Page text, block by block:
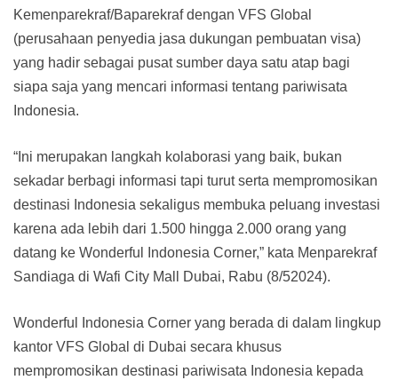
Kemenparekraf/Baparekraf dengan VFS Global
(perusahaan penyedia jasa dukungan pembuatan visa)
yang hadir sebagai pusat sumber daya satu atap bagi
siapa saja yang mencari informasi tentang pariwisata
Indonesia.
“Ini merupakan langkah kolaborasi yang baik, bukan
sekadar berbagi informasi tapi turut serta mempromosikan
destinasi Indonesia sekaligus membuka peluang investasi
karena ada lebih dari 1.500 hingga 2.000 orang yang
datang ke Wonderful Indonesia Corner,” kata Menparekraf
Sandiaga di Wafi City Mall Dubai, Rabu (8/52024).
Wonderful Indonesia Corner yang berada di dalam lingkup
kantor VFS Global di Dubai secara khusus
mempromosikan destinasi pariwisata Indonesia kepada